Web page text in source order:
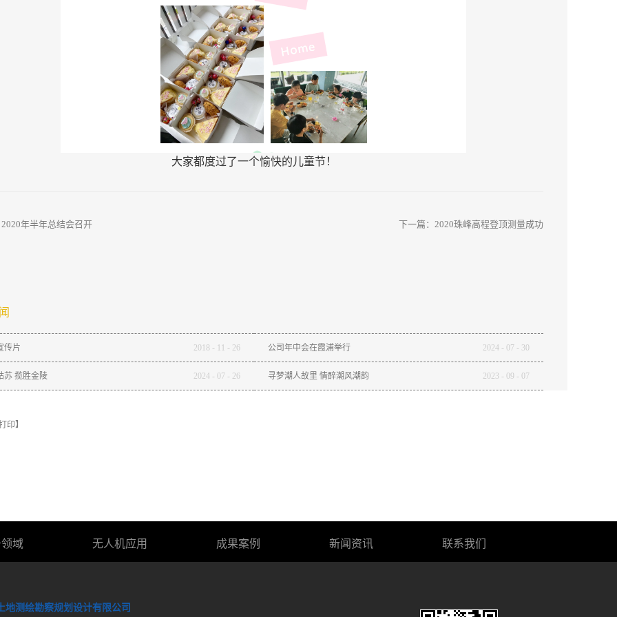
大家都度过了一个愉快的儿童节！
2020年半年总结会召开 下一篇： 2020珠峰高程登顶测量成功
传片 2018 - - 26 公司年中会在霞浦举行 2024 - 07 - 30
苏 揽胜金陵 2024 - 07 - 26 寻梦潮人故里 情醉潮风潮韵 2023 - 09 - 07
印】
域 无人机应用 成果案例 新闻资讯 联系我们
地测绘勘察规划设计有限公司